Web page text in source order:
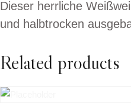
Dieser herrliche
und halbtrocken
Related products